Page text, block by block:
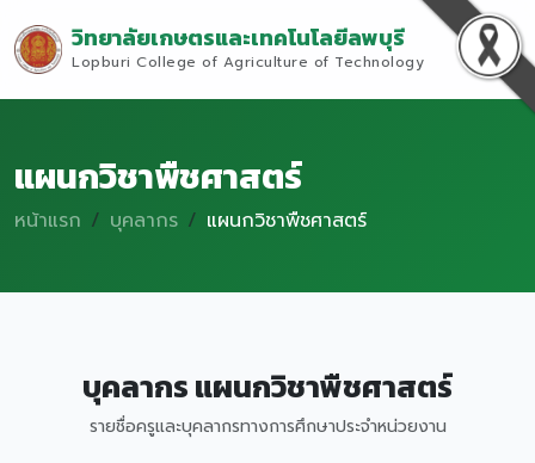
วิทยาลัยเกษตรและเทคโนโลยีลพบุรี
Lopburi College of Agriculture of Technology
แผนกวิชาพืชศาสตร์
หน้าแรก บุคลากร แผนกวิชาพืชศาสตร์
บุคลากร แผนกวิชาพืชศาสตร์
รายชื่อครูและบุคลากรทางการศึกษาประจำหน่วยงาน